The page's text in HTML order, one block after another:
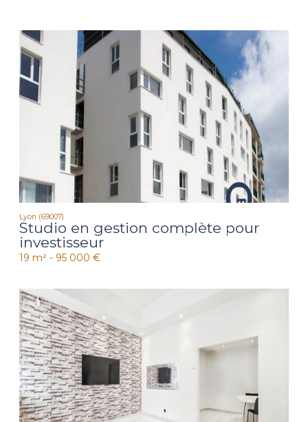
Lyon (69007)
Studio en gestion complète pour
investisseur
19 m² - 95 000 €